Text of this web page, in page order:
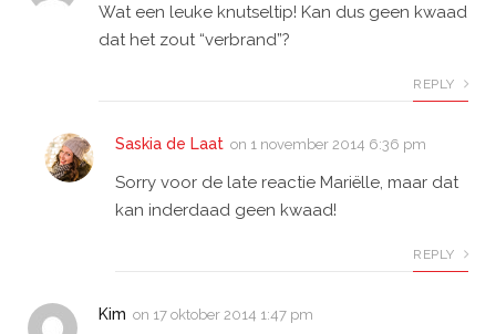
Wat een leuke knutseltip! Kan dus geen kwaad
dat het zout “verbrand”?
REPLY
Saskia de Laat on 1 november 2014 6:36 pm
Sorry voor de late reactie Mariëlle, maar dat
kan inderdaad geen kwaad!
REPLY
Kim on 17 oktober 2014 1:47 pm